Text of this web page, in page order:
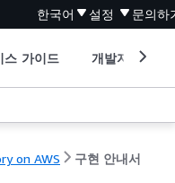
한국어 설정 문의하
스 가이드 개발자 도구
on AWS 구현 안내서